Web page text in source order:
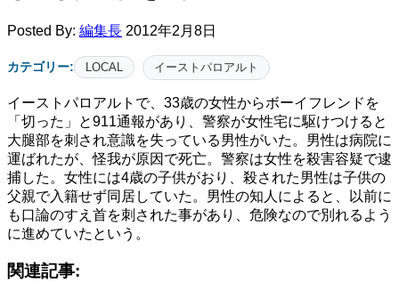
Posted By: 編集長 2012年2月8日
カテゴリー: LOCAL イーストパロアルト
イーストパロアルトで、33歳の女性からボーイフレンドを
「切った」と911通報があり、警察が女性宅に駆けつけると
大腿部を刺され意識を失っている男性がいた。男性は病院に
運ばれたが、怪我が原因で死亡。警察は女性を殺害容疑で逮
捕した。女性には4歳の子供がおり、殺された男性は子供の
父親で入籍せず同居していた。男性の知人によると、以前に
も口論のすえ首を刺された事があり、危険なので別れるよう
に進めていたという。
関連記事: